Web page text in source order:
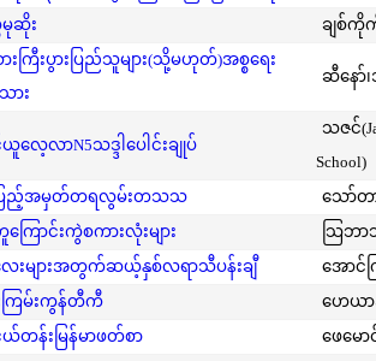
မုဆိုး ချစ်ကို
ားကြီးပွားပြည်သူများ(သို့မဟုတ်)အစ္စရေး
ား
ဆီနော်၊
လေ့လာN5သဒ္ဒါပေါင်းချုပ်
သဇင်
School)
ြည့်အမှတ်တရလွမ်းတသသ
သော်တ
ြောင်းကွဲစကားလုံးများ
သြဘာ
းများအတွက်ဆယ့်နှစ်လရာသီပန်းချီ
အောင်
ကြမ်းကွန်တီကီ
ဟေယာ
တန်းမြန်မာဖတ်စာ ဖေမော